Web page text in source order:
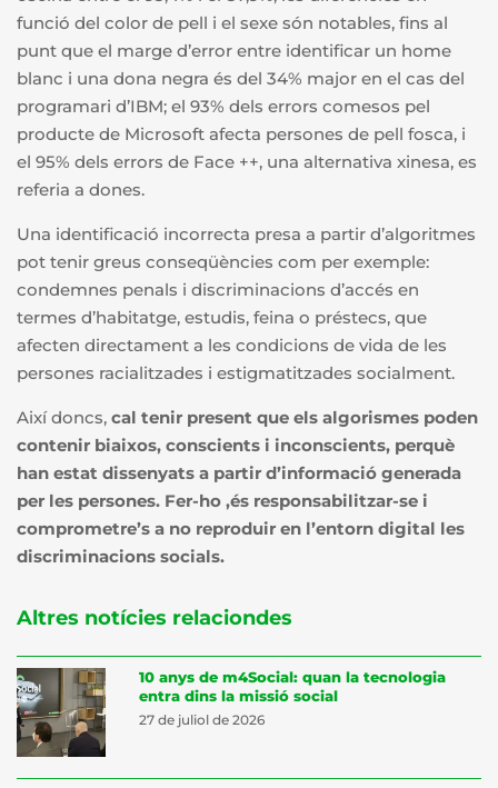
funció del color de pell i el sexe són notables, fins al
punt que el marge d’error entre identificar un home
blanc i una dona negra és del 34% major en el cas del
programari d’IBM; el 93% dels errors comesos pel
producte de Microsoft afecta persones de pell fosca, i
el 95% dels errors de Face ++, una alternativa xinesa, es
referia a dones.
Una identificació incorrecta presa a partir d’algoritmes
pot tenir greus conseqüències com per exemple:
condemnes penals i discriminacions d’accés en
termes d’habitatge, estudis, feina o préstecs, que
afecten directament a les condicions de vida de les
persones racialitzades i estigmatitzades socialment.
Així doncs, cal tenir present que els algorismes poden
contenir biaixos, conscients i inconscients, perquè
han estat dissenyats a partir d’informació generada
per les persones. Fer-ho ,és responsabilitzar-se i
comprometre’s a no reproduir en l’entorn digital les
discriminacions socials.
Altres notícies relaciondes
10 anys de m4Social: quan la tecnologia
entra dins la missió social
27 de juliol de 2026